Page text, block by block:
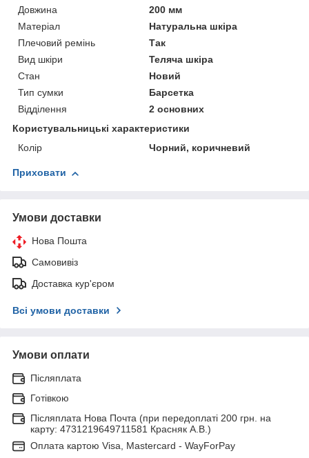
Довжина
200 мм
Матеріал
Натуральна шкіра
Плечовий ремінь
Так
Вид шкіри
Теляча шкіра
Стан
Новий
Тип сумки
Барсетка
Відділення
2 основних
Користувальницькі характеристики
Колір
Чорний, коричневий
Приховати
Умови доставки
Нова Пошта
Самовивіз
Доставка кур'єром
Всі умови доставки
Умови оплати
Післяплата
Готівкою
Післяплата Нова Почта (при передоплаті 200 грн. на
карту: 4731219649711581 Красняк А.В.)
Оплата картою Visa, Mastercard - WayForPay